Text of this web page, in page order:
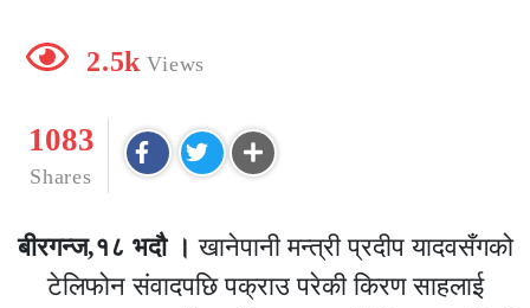
2.5k Views
1083
Shares
बीरगन्ज,१८ भदाै । खानेपानी मन्त्री प्रदीप यादवसँगको
टेलिफोन संवादपछि पक्राउ परेकी किरण साहलाई